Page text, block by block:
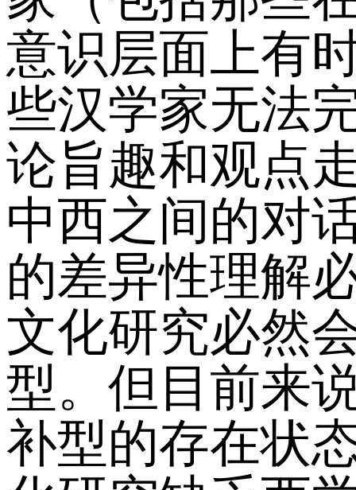
意识层面上有
些汉学家无法
论旨趣和观点
中西之间的对
的差异性理解
文化研究必然
型。但目前来
补型的存在状